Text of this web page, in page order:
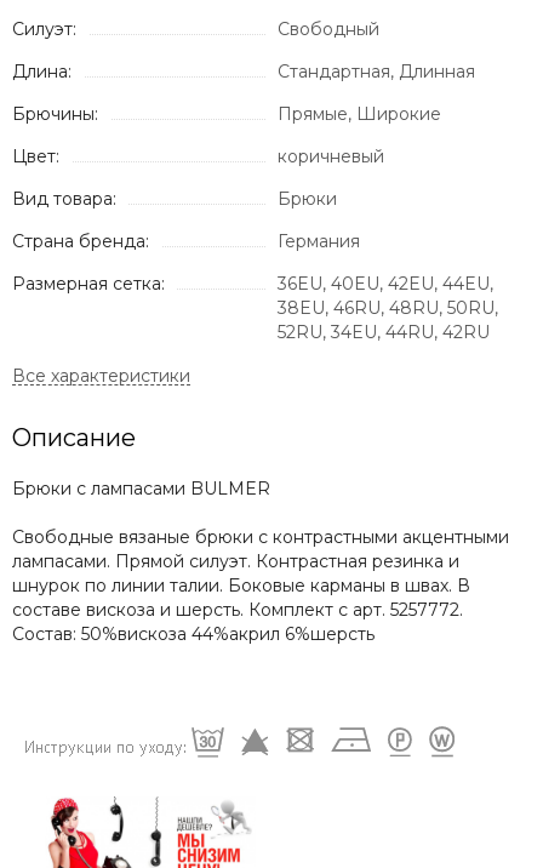
Силуэт:
Свободный
Длина:
Стандартная, Длинная
Брючины:
Прямые, Широкие
Цвет:
коричневый
Вид товара:
Брюки
Страна бренда:
Германия
Размерная сетка:
36EU, 40EU, 42EU, 44EU,
38EU, 46RU, 48RU, 50RU,
52RU, 34EU, 44RU, 42RU
Описание
Брюки с лампасами BULMER
Свободные вязаные брюки с контрастными акцентными
лампасами. Прямой силуэт. Контрастная резинка и
шнурок по линии талии. Боковые карманы в швах. В
составе вискоза и шерсть. Комплект с арт. 5257772.
Состав: 50%вискоза 44%акрил 6%шерсть